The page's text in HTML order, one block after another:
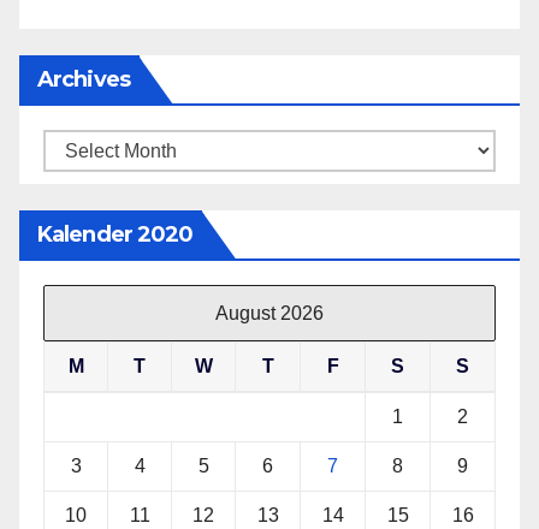
Archives
Archives
Kalender 2020
August 2026
M T W T F S S
1 2
3 4 5 6 7 8 9
10 11 12 13 14 15 16